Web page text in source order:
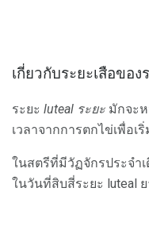
เกี่ยวกับระยะเสือขอ
ระยะ luteal ระยะ มักจะ
เวลาจากการตกไข่เพื่อเ
ในสตรีที่มีวัฏจักรประจำ
ในวันที่สิบสี่ระยะ luteal